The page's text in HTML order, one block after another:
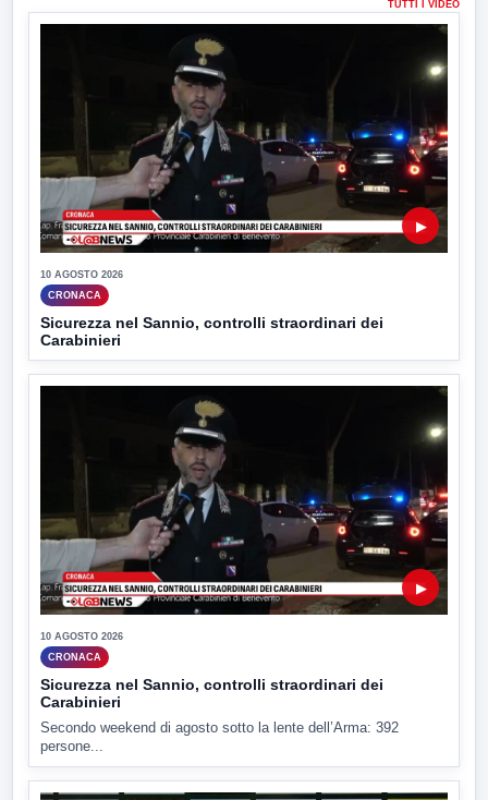
TUTTI I VIDEO
▶
10 AGOSTO 2026
CRONACA
Sicurezza nel Sannio, controlli straordinari dei
Carabinieri
▶
10 AGOSTO 2026
CRONACA
Sicurezza nel Sannio, controlli straordinari dei
Carabinieri
Secondo weekend di agosto sotto la lente dell’Arma: 392
persone...